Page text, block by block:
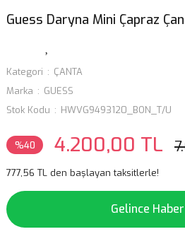
Guess Daryna Mini Çapraz
Kategori
ÇANTA
Marka
GUESS
Stok Kodu
HWVG9493120_BON_T/U
%40 4.200,00 TL
777,56 TL den başlayan taksitlerle!
Gelince